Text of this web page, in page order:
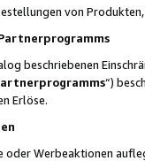
von
beschriebenen
“)
Erlöse.
Werbeaktionen